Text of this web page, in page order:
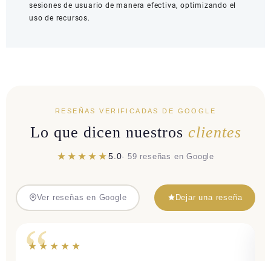
sesiones de usuario de manera efectiva, optimizando el
uso de recursos.
RESEÑAS VERIFICADAS DE GOOGLE
Lo que dicen nuestros clientes
★★★★★5.0· 59 reseñas en Google
Ver reseñas en Google Dejar una reseña
★★★★★